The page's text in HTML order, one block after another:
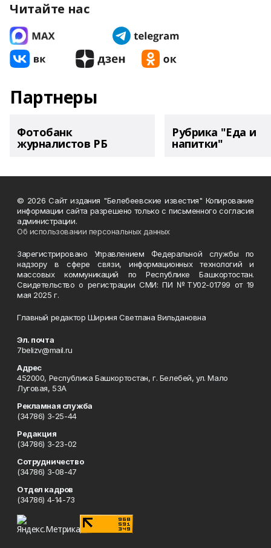
Читайте нас
Партнеры
Фотобанк
журналистов РБ
Рубрика "Еда и
напитки"
© 2026 Сайт издания "Белебеевские известия" Копирование
информации сайта разрешено только с письменного согласия
администрации.
Об использовании персональных данных
Зарегистрировано Управлением Федеральной службы по
надзору в сфере связи, информационных технологий и
массовых коммуникаций по Республике Башкортостан.
Свидетельство о регистрации СМИ: ПИ №ТУ02-01799 от 19
мая 2025 г.
Главный редактор Шириня Светлана Вильдановна
Эл. почта
7belizv@mail.ru
Адрес
452000, Республика Башкортостан, г. Белебей, ул. Мало
Луговая, 53А
Рекламная служба
(34786) 3-25-44
Редакция
(34786) 3-23-02
Сотрудничество
(34786) 3-08-47
Отдел кадров
(34786) 4-14-73